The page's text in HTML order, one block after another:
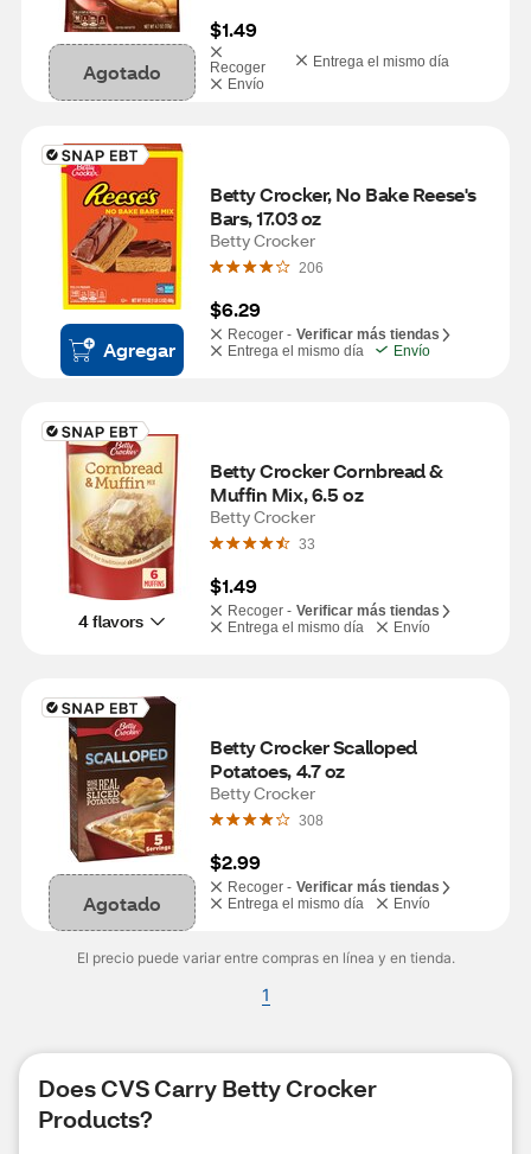
Agotado
$1.49
Recoger
Entrega el mismo día
Envío
Agregar
Betty Crocker, No Bake Reese's
Bars, 17.03 oz
Betty Crocker
206
$6.29
Recoger - Verificar más tiendas
Entrega el mismo día
Envío
4 flavors
Betty Crocker Cornbread &
Muffin Mix, 6.5 oz
Betty Crocker
33
$1.49
Recoger - Verificar más tiendas
Entrega el mismo día
Envío
Agotado
Betty Crocker Scalloped
Potatoes, 4.7 oz
Betty Crocker
308
$2.99
Recoger - Verificar más tiendas
Entrega el mismo día
Envío
El precio puede variar entre compras en línea y en tienda.
1
Does CVS Carry Betty Crocker
Products?